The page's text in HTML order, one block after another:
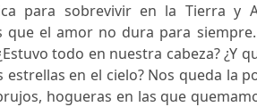
para sobrevivir en la Tierra y
que el amor no dura para
todo en nuestra cabeza? ¿Y
estrellas en el cielo? Nos queda la
hogueras en las que